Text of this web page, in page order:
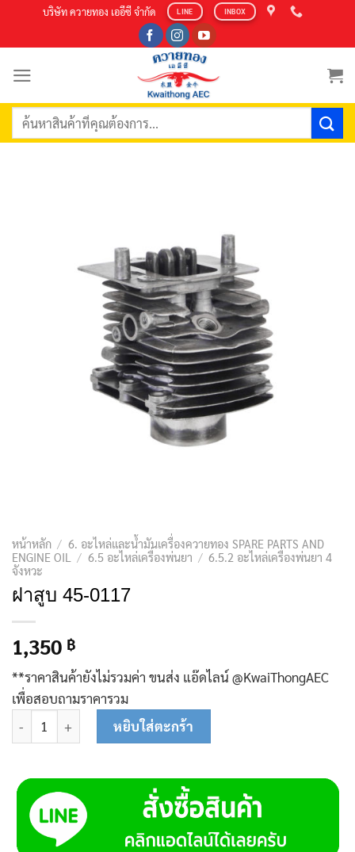
content
บริษัท ควายทอง เออีซี จำกัด LINE INBOX
ค้นหา:
หน้าหลัก / 6. อะไหล่และน้ำมันเครื่องควายทอง SPARE PARTS AND
ENGINE OIL
/ 6.5 อะไหล่เครื่องพ่นยา / 6.5.2 อะไหล่เครื่องพ่นยา 4
จังหวะ
ฝาสูบ 45-0117
1,350 ฿
**ราคาสินค้ายังไม่รวมค่า ขนส่ง แอ๊ดไลน์ @KwaiThongAEC
เพื่อสอบถามราคารวม
จำนวน ฝาสูบ 45-0117 ชิ้นหยิบใส่ตะกร้า